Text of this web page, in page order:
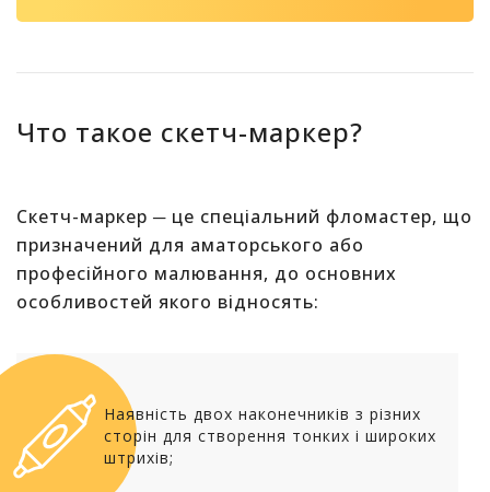
Что такое скетч-маркер?
Скетч-маркер ─ це спеціальний фломастер, що
призначений для аматорського або
професійного малювання, до основних
особливостей якого відносять:
Наявність двох наконечників з різних
сторін для створення тонких і широких
штрихів;